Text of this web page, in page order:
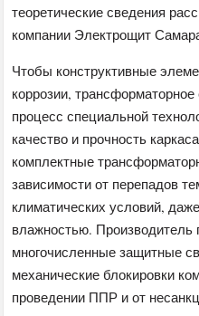
теоретические сведения
компании Электрощит
Чтобы конструктивные
коррозии,
процесс специальной
качество и прочность
комплектные
зависимости от перепадов
климатических условий,
влажностью. Производитель
многочисленные защитные
механические блокировки
проведении ППР и от